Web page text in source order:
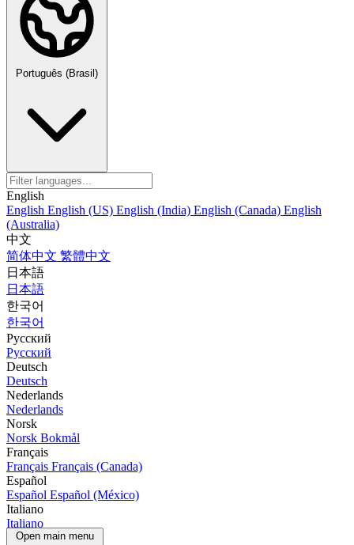
Português (Brasil)
English
English English (US) English (India) English (Canada) English
(Australia)
中文
简体中文 繁體中文
日本語
日本語
한국어
한국어
Русский
Русский
Deutsch
Deutsch
Nederlands
Nederlands
Norsk
Norsk Bokmål
Français
Français Français (Canada)
Español
Español Español (México)
Italiano
Italiano
Português
Open main menu